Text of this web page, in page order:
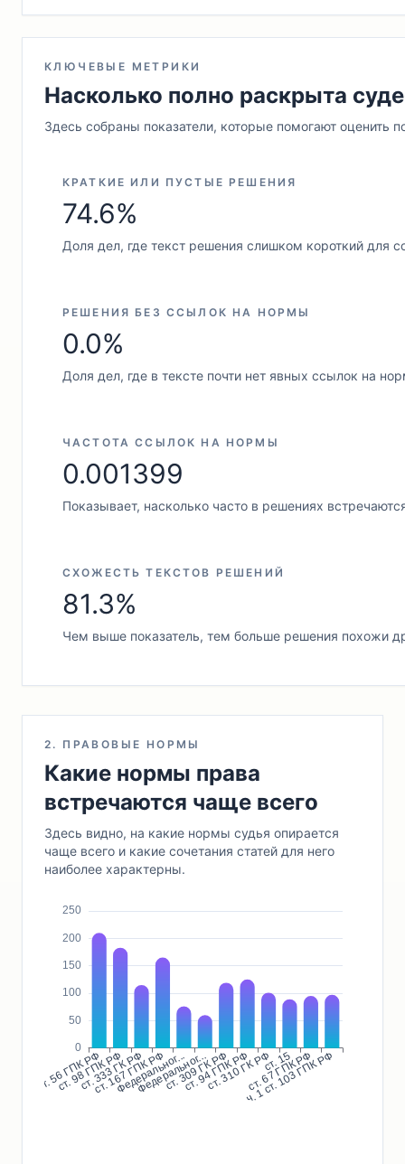
КЛЮЧЕВЫЕ МЕТРИКИ
Насколько полно раскрыта
Здесь собраны показатели, которые помогают оценить
КРАТКИЕ ИЛИ ПУСТЫЕ РЕШЕНИЯ
74.6%
Доля дел, где текст решения слишком короткий для
РЕШЕНИЯ БЕЗ ССЫЛОК НА НОРМЫ
0.0%
Доля дел, где в тексте почти нет явных ссылок на
ЧАСТОТА ССЫЛОК НА НОРМЫ
0.001399
Показывает, насколько часто в решениях
СХОЖЕСТЬ ТЕКСТОВ РЕШЕНИЙ
81.3%
Чем выше показатель, тем больше решения похожи
2. ПРАВОВЫЕ НОРМЫ
Какие нормы права
встречаются чаще всего
Здесь видно, на какие нормы судья опирается
чаще всего и какие сочетания статей для него
наиболее характерны.